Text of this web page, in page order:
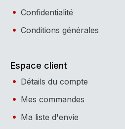
Confidentialité
Conditions générales
Espace client
Détails du compte
Mes commandes
Ma liste d'envie